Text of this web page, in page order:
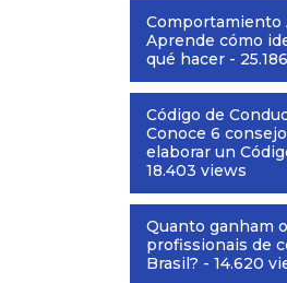
Comportamiento
Aprende cómo
qué hacer -
Código de
Conoce 6
elaborar un
18.403 views
Quanto ganham
profissionais de
Brasil? - 14.620